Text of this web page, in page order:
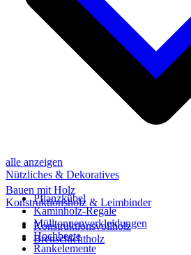
alle anzeigen
Nützliches & Dekoratives
Pflanzkübel
Kaminholz-Regale
Mülltonnenverkleidungen
Hochbeete
Rankelemente
Bauen mit Holz
Konstruktionsholz & Leimbinder
Konstruktionsvollholz
Brettschichtholz